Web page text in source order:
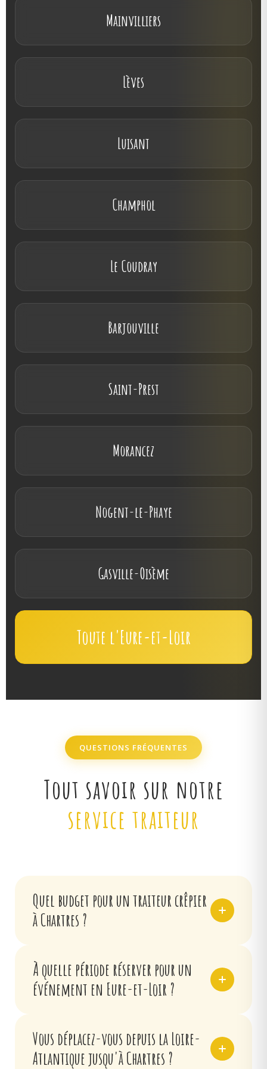
Mainvilliers
Lèves
Luisant
Champhol
Le Coudray
Barjouville
Saint-Prest
Morancez
Nogent-le-Phaye
Gasville-Oisème
Toute l'Eure-et-Loir
QUESTIONS FRÉQUENTES
Tout savoir sur notre
service traiteur
Quel budget pour un traiteur crêpier
à Chartres ?
personne, selon le format (apéritif, repas
complet, brunch, bar à crêpes sucrées) et la
À quelle période réserver pour un
événement en Eure-et-Loir ?
nous recommandons 2 à 6 mois d'avance.
Pour un événement d'entreprise ponctuel
Vous déplacez-vous depuis la Loire-
Atlantique jusqu'à Chartres ?